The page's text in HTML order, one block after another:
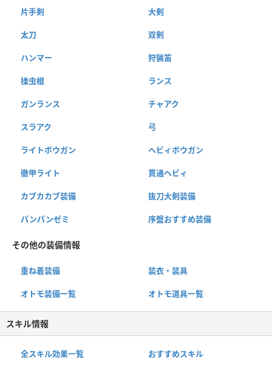
片手剣 大剣
太刀 双剣
ハンマー 狩猟笛
操虫棍 ランス
ガンランス チャアク
スラアク 弓
ライトボウガン ヘビィボウガン
徹甲ライト 貫通ヘビィ
カブカカブ装備 抜刀大剣装備
パンパンゼミ 序盤おすすめ装備
その他の装備情報
重ね着装備 装衣・装具
オトモ装備一覧 オトモ道具一覧
スキル情報
全スキル効果一覧 おすすめスキル